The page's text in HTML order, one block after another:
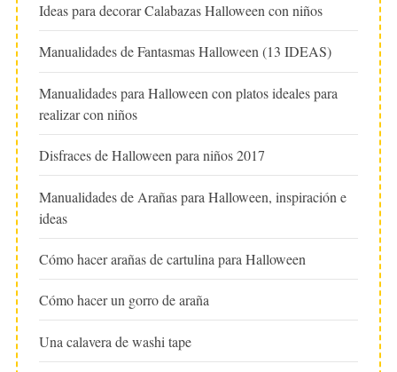
Ideas para decorar Calabazas Halloween con niños
Manualidades de Fantasmas Halloween (13 IDEAS)
Manualidades para Halloween con platos ideales para
realizar con niños
Disfraces de Halloween para niños 2017
Manualidades de Arañas para Halloween, inspiración e
ideas
Cómo hacer arañas de cartulina para Halloween
Cómo hacer un gorro de araña
Una calavera de washi tape